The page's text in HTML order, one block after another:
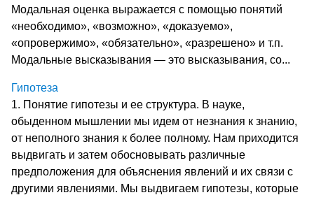
Модальная оценка выражается с помощью по­нятий
«необходимо», «возможно», «доказуемо»,
«опровержимо», «обязательно», «разрешено» и т.п.
Модальные высказывания — это высказывания, со...
Гипотеза
1. Понятие гипотезы и ее структура. В науке,
обыденном мышлении мы идем от незнания к знанию,
от неполного знания к более полному. Нам приходится
выдвигать и затем обосновывать различные
предположения для объяснения явлений и их связи с
другими явлениями. Мы выдвигаем гипотезы, которые